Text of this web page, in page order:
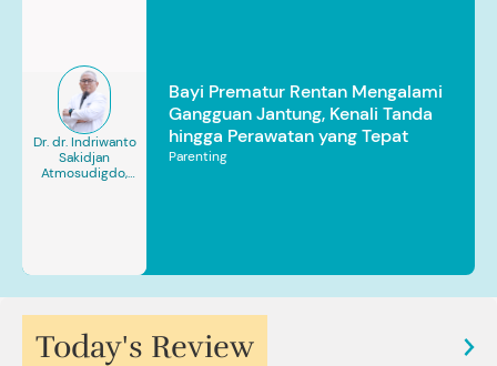
Dr. dr. Indriwanto
Sakidjan
Atmosudigdo,
Bayi Prematur Rentan Mengalami
Gangguan Jantung, Kenali Tanda
hingga Perawatan yang Tepat
Parenting
Today's Review